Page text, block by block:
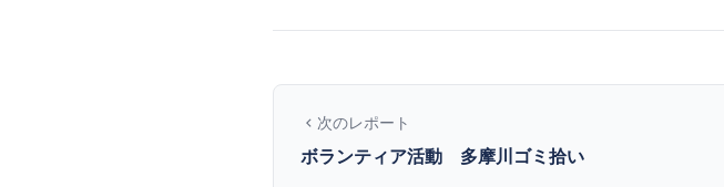
次のレポート
ボランティア活動 多摩川ゴミ拾い